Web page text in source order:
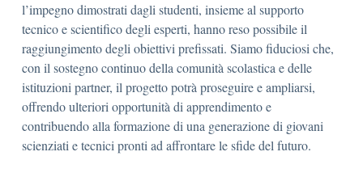
l’impegno dimostrati dagli studenti, insieme al supporto
tecnico e scientifico degli esperti, hanno reso possibile il
raggiungimento degli obiettivi prefissati. Siamo fiduciosi che,
con il sostegno continuo della comunità scolastica e delle
istituzioni partner, il progetto potrà proseguire e ampliarsi,
offrendo ulteriori opportunità di apprendimento e
contribuendo alla formazione di una generazione di giovani
scienziati e tecnici pronti ad affrontare le sfide del futuro.